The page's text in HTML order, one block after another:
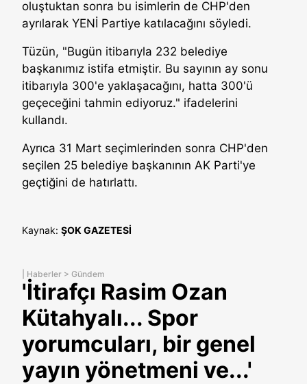
oluştuktan sonra bu isimlerin de CHP'den
ayrılarak YENİ Partiye katılacağını söyledi.
Tüzün, "Bugün itibarıyla 232 belediye
başkanımız istifa etmiştir. Bu sayının ay sonu
itibarıyla 300'e yaklaşacağını, hatta 300'ü
geçeceğini tahmin ediyoruz." ifadelerini
kullandı.
Ayrıca 31 Mart seçimlerinden sonra CHP'den
seçilen 25 belediye başkanının AK Parti'ye
geçtiğini de hatırlattı.
Kaynak: ŞOK GAZETESİ
Haberler > Gündem
'İtirafçı Rasim Ozan
Kütahyalı... Spor
yorumcuları, bir genel
yayın yönetmeni ve...'